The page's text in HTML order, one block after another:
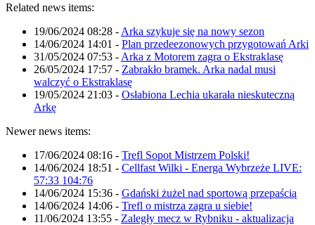
Related news items:
19/06/2024 08:28 - Arka szykuje się na nowy sezon
14/06/2024 14:01 - Plan przedeezonowych przygotowań Arki
31/05/2024 07:53 - Arka z Motorem zagra o Ekstraklasę
26/05/2024 17:57 - Zabrakło bramek. Arka nadal musi
walczyć o Ekstraklasę
19/05/2024 21:03 - Osłabiona Lechia ukarała nieskuteczną
Arkę
Newer news items:
17/06/2024 08:16 - Trefl Sopot Mistrzem Polski!
14/06/2024 18:51 - Cellfast Wilki - Energa Wybrzeże LIVE:
57:33 104:76
14/06/2024 15:36 - Gdański żużel nad sportową przepaścią
14/06/2024 14:06 - Trefl o mistrza zagra u siebie!
11/06/2024 13:55 - Zaległy mecz w Rybniku - aktualizacja